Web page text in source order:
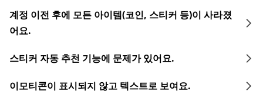
계정 이전 후에 모든 아이템(코인, 스티커 등)이 사라졌
어요.
스티커 자동 추천 기능에 문제가 있어요.
이모티콘이 표시되지 않고 텍스트로 보여요.